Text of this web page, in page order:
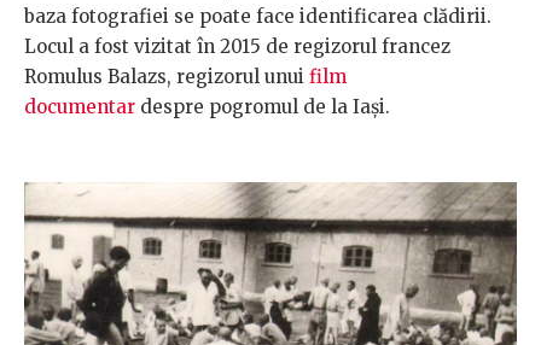
baza fotografiei se poate face identificarea clădirii.
Locul a fost vizitat în 2015 de regizorul francez
Romulus Balazs, regizorul unui film
documentar despre pogromul de la Iași.